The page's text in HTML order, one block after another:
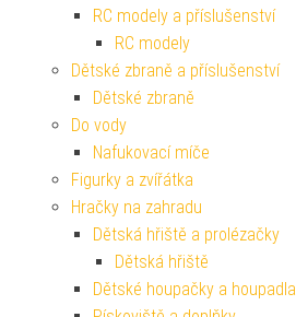
RC modely a příslušenství
RC modely
Dětské zbraně a příslušenství
Dětské zbraně
Do vody
Nafukovací míče
Figurky a zvířátka
Hračky na zahradu
Dětská hřiště a prolézačky
Dětská hřiště
Dětské houpačky a houpadla